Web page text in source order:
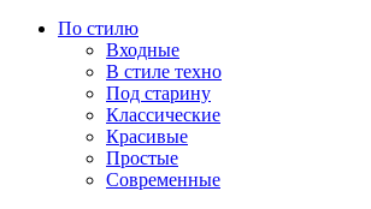
По стилю
Входные
В стиле техно
Под старину
Классические
Красивые
Простые
Современные